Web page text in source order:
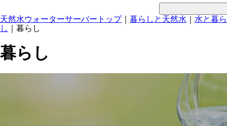
天然水ウォーターサーバートップ｜ 暮らしと天然水
水と暮ら
し
暮らし
暮らし